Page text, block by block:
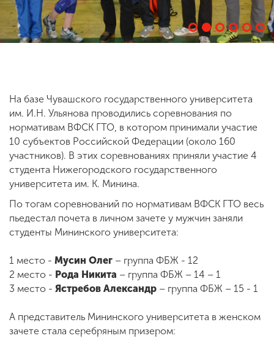
ENG SPN CHI
Приемная
комиссия
+7 (831) 262-26-20
На базе Чувашского государственного университета
им. И.Н. Ульянова проводились соревнования по
нормативам ВФСК ГТО, в котором принимали участие
10 субъектов Российской Федерации (около 160
участников). В этих соревнованиях приняли участие 4
студента Нижегородского государственного
университета им. К. Минина.
По тогам соревнований по нормативам ВФСК ГТО весь
пьедестал почета в личном зачете у мужчин заняли
студенты Мининского университета:
1 место - Мусин Олег – группа ФБЖ - 12
2 место - Рода Никита – группа ФБЖ – 14 – 1
3 место - Ястребов Александр – группа ФБЖ – 15 - 1
А представитель Мининского университета в женском
зачете стала серебряным призером: